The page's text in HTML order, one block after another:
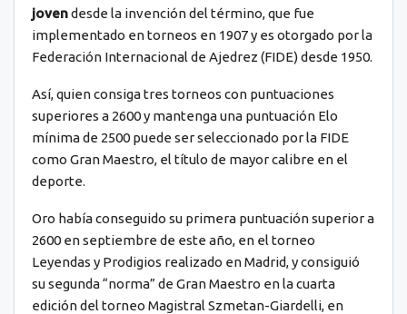
jovendesde la invención del término, que fue
implementado en torneos en 1907 y es otorgado por la
Federación Internacional de Ajedrez (FIDE) desde 1950.
Así, quien consiga tres torneos con puntuaciones
superiores a 2600 y mantenga una puntuación Elo
mínima de 2500 puede ser seleccionado por la FIDE
como Gran Maestro, el título de mayor calibre en el
deporte.
Oro había conseguido su primera puntuación superior a
2600 en septiembre de este año, en el torneo
Leyendas y Prodigios realizado en Madrid, y consiguió
su segunda “norma” de Gran Maestro en la cuarta
edición del torneo Magistral Szmetan-Giardelli, en